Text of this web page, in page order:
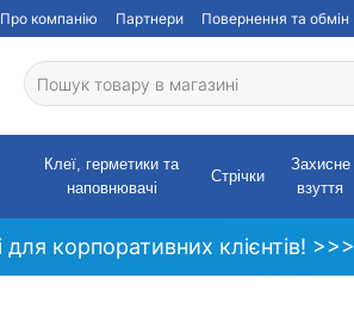
Про компанію Партнери Повернення та обмін
Клеї, герметики та
наповнювачі
Стрічки
Захисне
взуття
для корпоративних клієнтів! >>>